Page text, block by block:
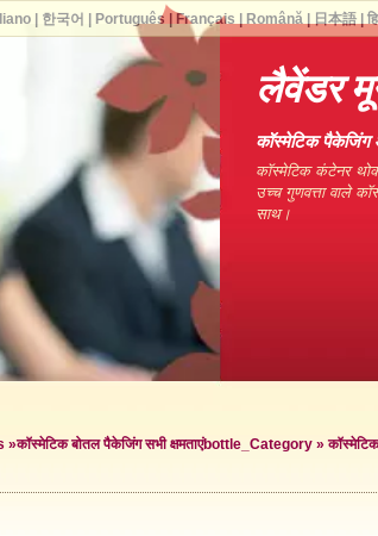
लैवेंडर
कॉस्मेटिक पैकेजिंग
कॉस्मेटिक कंटेनर थोक
उच्च गुणवत्ता वाले
साथ।
»कॉस्मेटिक बोतल पैकेजिंग सभी क्षमताएंbottle_Category »
| 한국어 Português Français Română| 日本語|